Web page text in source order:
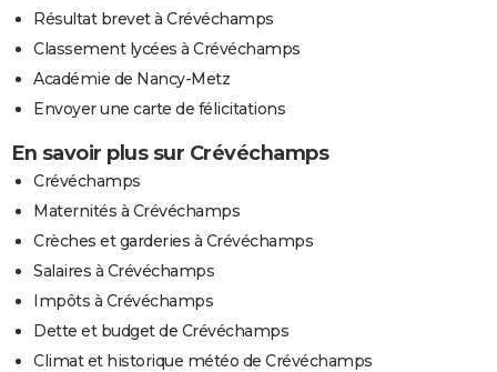
Résultat brevet à Crévéchamps
Classement lycées à Crévéchamps
Académie de Nancy-Metz
Envoyer une carte de félicitations
En savoir plus sur Crévéchamps
Crévéchamps
Maternités à Crévéchamps
Crèches et garderies à Crévéchamps
Salaires à Crévéchamps
Impôts à Crévéchamps
Dette et budget de Crévéchamps
Climat et historique météo de Crévéchamps